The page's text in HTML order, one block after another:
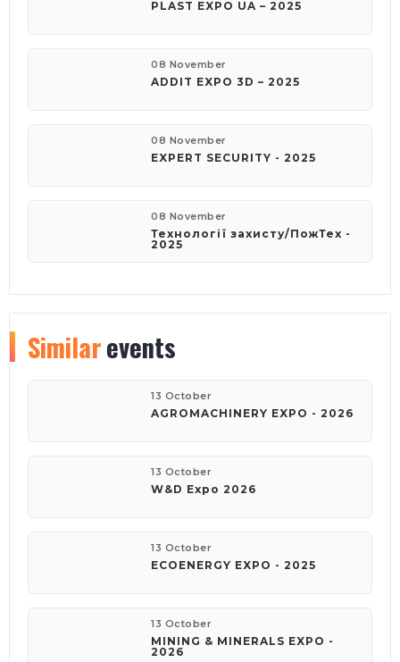
PLAST EXPO UA – 2025
08 November
ADDIT EXPO 3D – 2025
08 November
EXPERT SECURITY - 2025
08 November
Технології захисту/ПожТех -
2025
Similarevents
13 October
AGROMACHINERY EXPO - 2026
13 October
W&D Expo 2026
13 October
ECOENERGY EXPO - 2025
13 October
MINING & MINERALS EXPO -
2026